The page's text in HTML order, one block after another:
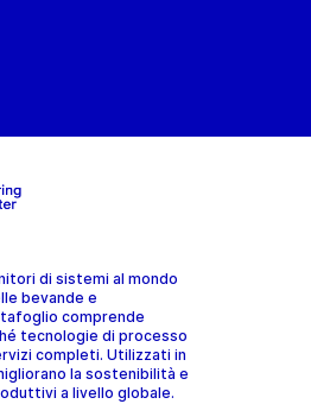
di sistemi al mondo
bevande e
comprende
tecnologie di processo
completi. Utilizzati in
la sostenibilità e
a livello globale.